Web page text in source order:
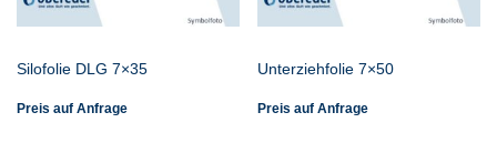
Silofolie DLG 7×35
Preis auf Anfrage
Unterziehfolie 7×50
Preis auf Anfrage